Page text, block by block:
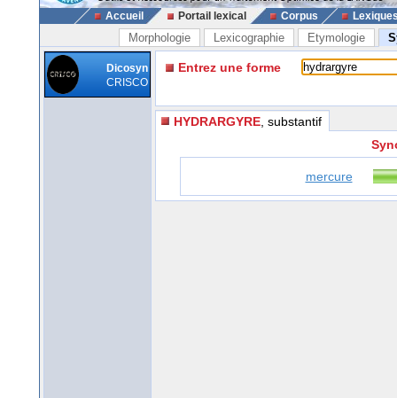
Accueil Portail lexical Corpus
Morphologie Lexicographie Etymologie
Dicosyn
CRISCO
Entrez une forme
HYDRARGYRE , substantif
mercure